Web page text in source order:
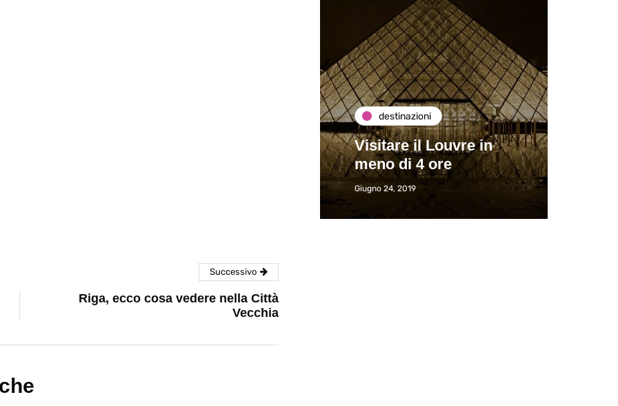
destinazioni
Visitare il Louvre in
meno di 4 ore
Giugno 24, 2019
Successivo
Riga, ecco cosa vedere nella Città
Vecchia